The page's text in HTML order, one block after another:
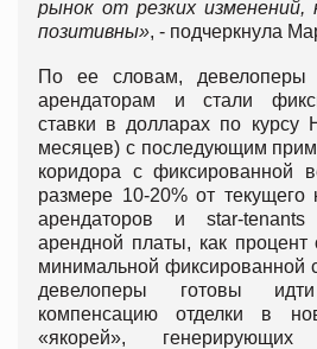
рынок от резких изменений,
позитивны», - подчеркнула
По ее словам, девелоперы
арендаторам и стали
ставки в долларах по
месяцев) с последующим
коридора с фиксированной
размере 10-20% от текущего
арендаторов и star-
арендной платы, как процент
минимальной фиксированной
девелоперы готовы
компенсацию отделки в
«якорей»,